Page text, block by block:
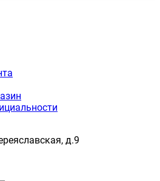
д.9